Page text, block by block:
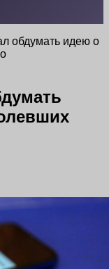
обдумать идею о